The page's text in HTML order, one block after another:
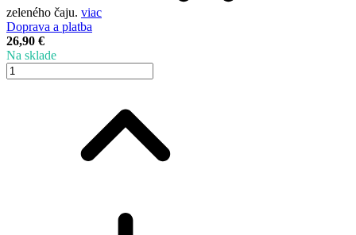
zeleného čaju. viac
Doprava a platba
26,90 €
Na sklade